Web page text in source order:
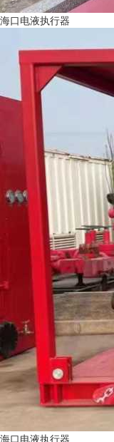
海口电液执行器
海口电液执行器